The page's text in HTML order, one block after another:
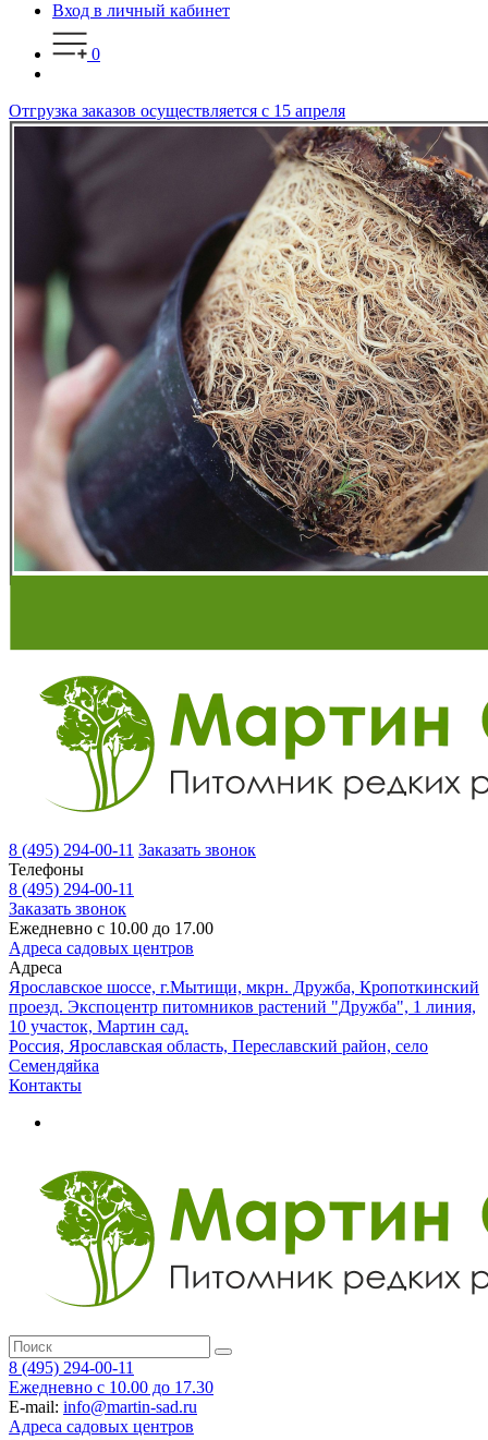
Вход в личный кабинет
0
Отгрузка заказов осуществляется с 15 апреля
8 (495) 294-00-11 Заказать звонок
Телефоны
8 (495) 294-00-11
Заказать звонок
Ежедневно с 10.00 до 17.00
Адреса садовых центров
Адреса
Ярославское шоссе, г.Мытищи, мкрн. Дружба, Кропоткинский
проезд. Экспоцентр питомников растений "Дружба", 1 линия,
10 участок, Мартин сад.
Россия, Ярославская область, Переславский район, село
Семендяйка
Контакты
8 (495) 294-00-11
Ежедневно с 10.00 до 17.30
E-mail: info@martin-sad.ru
Адреса садовых центров